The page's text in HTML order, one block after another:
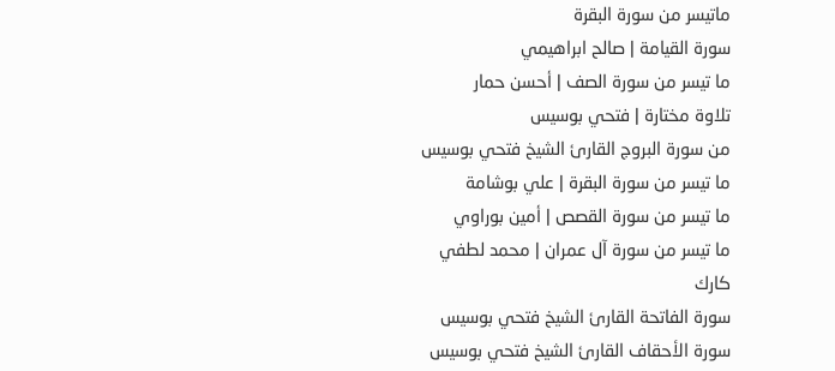
ماتيسر من سورة البقرة
سورة القيامة | صالح ابراهيمي
ما تيسر من سورة الصف | أحسن حمار
تلاوة مختارة | فتحي بوسيس
من سورة البروج القارئ الشيخ فتحي بوسيس
ما تيسر من سورة البقرة | علي بوشامة
ما تيسر من سورة القصص | أمين بوراوي
ما تيسر من سورة آل عمران | محمد لطفي
كارك
سورة الفاتحة القارئ الشيخ فتحي بوسيس
سورة الأحقاف القارئ الشيخ فتحي بوسيس